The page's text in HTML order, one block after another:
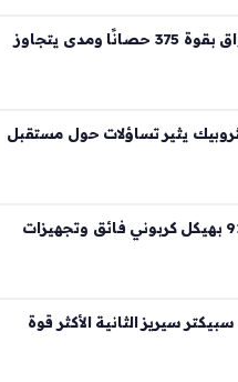
لانشيا جاما الجديدة تقتحم الأسواق بقوة 375 حصانًا ومدى يتجاوز
يثير تساؤلات حول مستقبل
ثيون ديزاين تعيد ابتكار بورش 911 بهيكل كربوني فائق وتجهيزات
سيريز الثانية الأكثر قوة